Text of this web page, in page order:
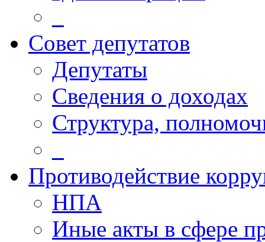
Совет депутатов
Депутаты
Сведения о доходах
Структура,
Противодействие
НПА
Иные акты в сфере